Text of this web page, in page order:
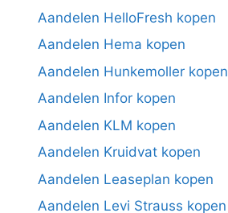
Aandelen HelloFresh kopen
Aandelen Hema kopen
Aandelen Hunkemoller kopen
Aandelen Infor kopen
Aandelen KLM kopen
Aandelen Kruidvat kopen
Aandelen Leaseplan kopen
Aandelen Levi Strauss kopen